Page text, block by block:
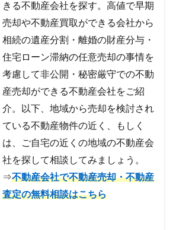
きる不動産会社を探す。高値で早期
売却や不動産買取ができる会社から
相続の遺産分割・離婚の財産分与・
住宅ローン滞納の任意売却の事情を
考慮して非公開・秘密厳守での不動
産売却ができる不動産会社をご紹
介。以下、地域から売却を検討され
ている不動産物件の近く、もしく
は、ご自宅の近くの地域の不動産会
社を探して相談してみましょう。
⇒不動産会社で不動産売却・不動産
査定の無料相談はこちら